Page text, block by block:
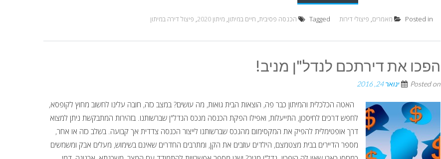
Posted in מאמרים, פיצולי דירות Tagged הכנסה פסיבית, חיים במיתון, מיתון 2020 , פיצול דירה במיתון
הפכו את דירתכם לנדל"ן מניב!
Posted on ינואר 24, 2016
האטה הכלכלית והמיתון כבר פה, הוצאות הבית גואות, מה עושים? במצב כזה, חובה עלינו לחשוב מחוץ לקופסא,
לחפש דרכים לחיסכון, התייעלות, ואפילו הפקת הכנסה מנכס הנדל"ן שברשותנו. בזהירות המתבקשת ניתן למצוא
דרך אופטימלית להפיק את המקסימום מהנכס שברשותנו לייצור הכנסה צדדית אך קבועה. בשלב כזה או אחר,
מספר הדיירים בבית מצטמצם, הילדים עוזבים את הקן, ומתרבים החדרים שאינם בשימוש, מעלים אבק ומשמשים